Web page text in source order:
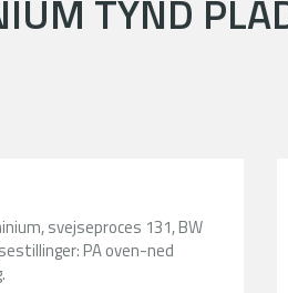
TYND
svejseproces 131, BW
PA oven-ned